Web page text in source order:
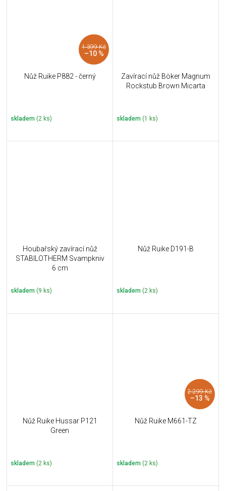
1 399 Kč
–10 %
Nůž Ruike P882 - černý
skladem (2 ks)
Zavírací nůž Böker Magnum
Rockstub Brown Micarta
skladem (1 ks)
Houbařský zavírací nůž
STABILOTHERM Svampkniv
6 cm
skladem (9 ks)
Nůž Ruike D191-B
skladem (2 ks)
Nůž Ruike Hussar P121
Green
skladem (2 ks)
2 299 Kč
–13 %
Nůž Ruike M661-TZ
skladem (2 ks)